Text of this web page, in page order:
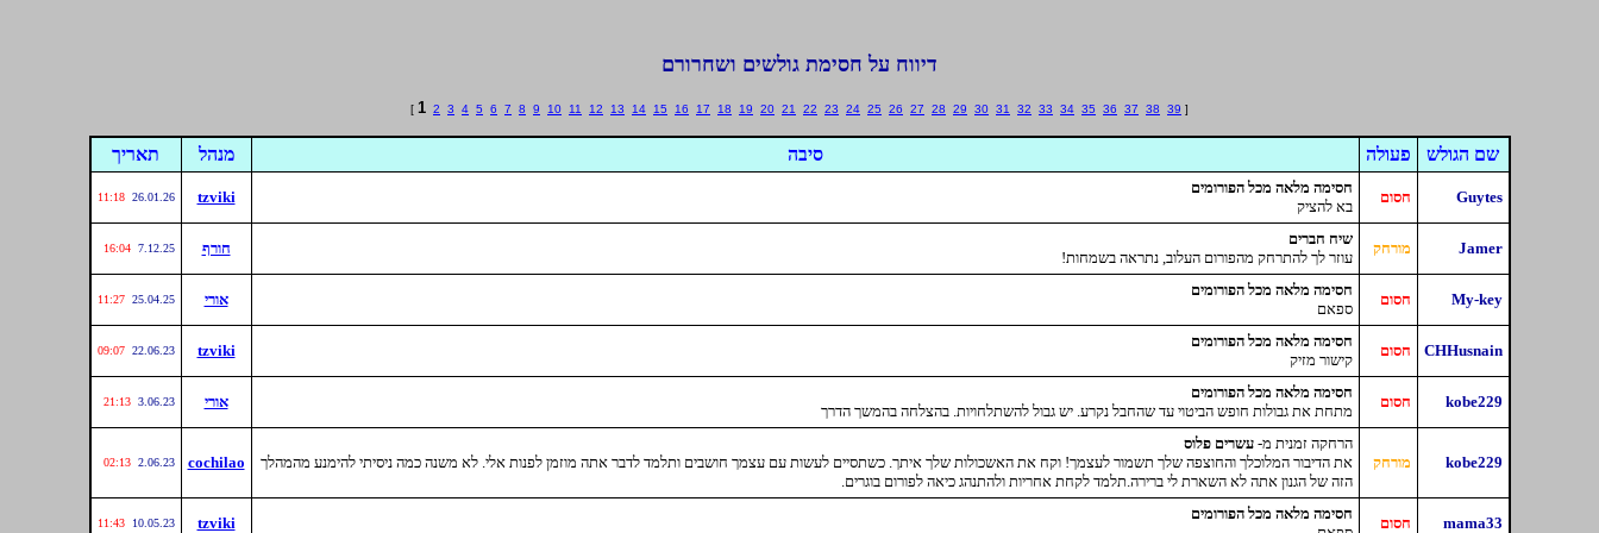
דיווח על חסימת גולשים ושחרורם
[ 1 2 3 4 5 6 7 8 9 10 11 12 13 14 15 16 17 18 19 20 21 22 23 24 25 26 27 28 29 30 31 32 33 34 35 36 37 38 39 ]
שם הגולש פעולה סיבה מנהל תאריך
Guytes חסום
חסימה מלאה מכל הפורומים
בא להציק
tzviki
26.01.26
11:18
Jamer מורחק
שיח חברים
עוזר לך להתרחק מהפורום העלוב, נתראה בשמחות!
חורף 7.12.25
16:04
My-key חסום
חסימה מלאה מכל הפורומים
ספאם
אורי 25.04.25
11:27
CHHusnain חסום
חסימה מלאה מכל הפורומים
קישור מזיק
tzviki
22.06.23
09:07
kobe229 חסום
חסימה מלאה מכל הפורומים
מתחת את גבולות חופש הביטוי עד שהחבל נקרע. יש גבול להשתלחויות. בהצלחה בהמשך הדרך
אורי 3.06.23
21:13
kobe229 מורחק
הרחקה זמנית מ-עשרים פלוס
את הדיבור המלוכלך והחוצפה שלך תשמור לעצמך! וקח את האשכולות שלך איתך. כשתסיים לעשות עם עצמך חושבים ותלמד לדבר אתה מוזמן לפנות אלי. לא משנה כמה ניסיתי להימנע מהמהלך
הזה של הגנון אתה לא השארת לי ברירה.תלמד לקחת אחריות ולהתנהג כיאה לפורום בוגרים.
cochilao
2.06.23
02:13
mama33 חסום
חסימה מלאה מכל הפורומים
tzviki
10.05.23
11:43